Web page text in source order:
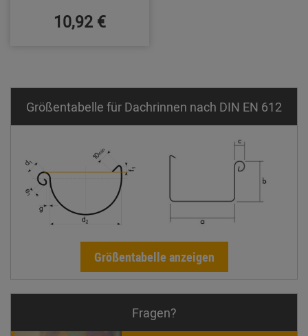
10,92 €
Größentabelle für Dachrinnen nach DIN EN 612
Größentabelle anzeigen
Fragen?